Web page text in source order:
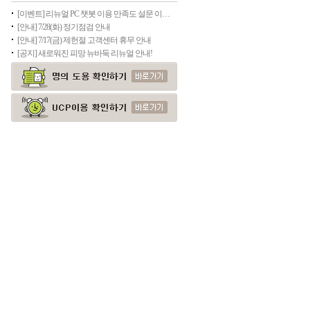
[이벤트] 리뉴얼 PC 챗봇 이용 만족도 설문 이벤트
[안내] 7/28(화) 정기점검 안내
[안내] 7/17(금) 제헌절 고객센터 휴무 안내
[공지] 새로워진 피망 뉴바둑 리뉴얼 안내!